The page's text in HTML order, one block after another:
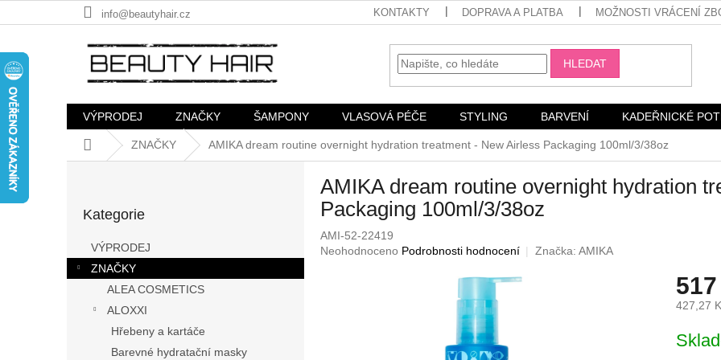
na
info@beautyhair.cz KONTAKTY DOPRAVA A PLATBA MOŽNOSTI VRÁCENÍ
HLEDAT
VÝPRODEJ ZNAČKY ŠAMPONY VLASOVÁ PÉČE STYLING BARVENÍ KADEŘNICKÉ
Domů ZNAČKY AMIKA dream routine overnight hydration treatment - New Airless Packaging 100ml/3/38oz
a
n
kategorie
Kategorie
VÝPRODEJ
ZNAČKY
ALEA COSMETICS
ALOXXI
Hřebeny a kartáče
Barevné hydratační masky
AMIKA dream routine overnight hydration
Packaging 100ml/3/38oz
AMI-52-22419
Průměrné
Neohodnoceno Podrobnosti hodnocení Značka: AMIKA
427,27
cena: